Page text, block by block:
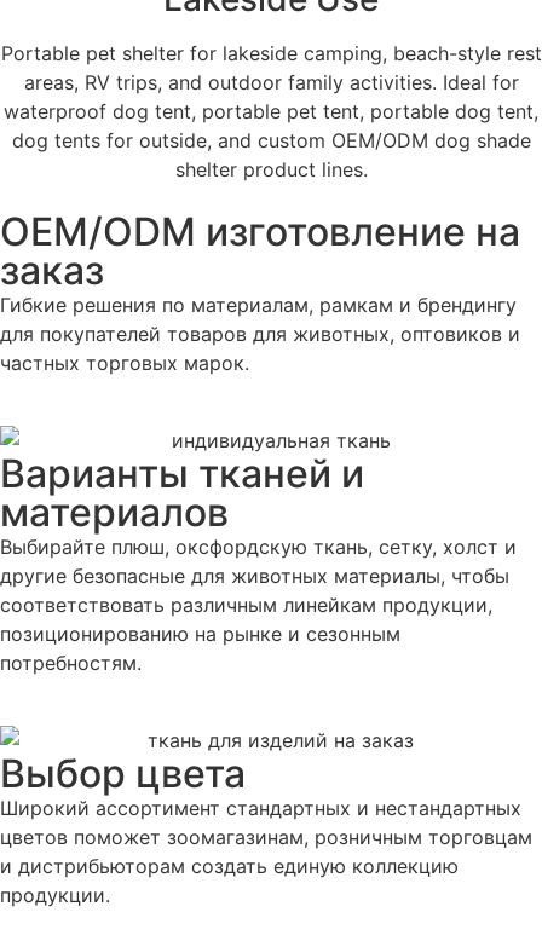
Portable pet shelter for lakeside camping, beach-style rest
areas, RV trips, and outdoor family activities. Ideal for
waterproof dog tent, portable pet tent, portable dog tent,
dog tents for outside, and custom OEM/ODM dog shade
shelter product lines.
OEM/ODM изготовление на
заказ
Гибкие решения по материалам, рамкам и брендингу
для покупателей товаров для животных, оптовиков и
частных торговых марок.
Варианты тканей и
материалов
Выбирайте плюш, оксфордскую ткань, сетку, холст и
другие безопасные для животных материалы, чтобы
соответствовать различным линейкам продукции,
позиционированию на рынке и сезонным
потребностям.
Выбор цвета
Широкий ассортимент стандартных и нестандартных
цветов поможет зоомагазинам, розничным торговцам
и дистрибьюторам создать единую коллекцию
продукции.